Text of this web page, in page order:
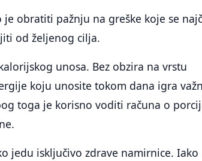
obratiti pažnju na greške koje se
od željenog cilja.
unosa. Bez obzira na vrstu
koju unosite tokom dana igra
toga je korisno voditi računa o
jedu isključivo zdrave namirnice. Iako